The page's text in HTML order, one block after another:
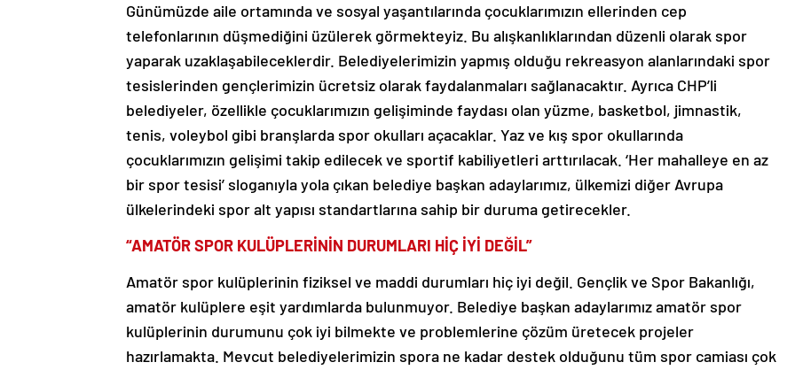
Günümüzde aile ortamında ve sosyal yaşantılarında çocuklarımızın ellerinden cep
telefonlarının düşmediğini üzülerek görmekteyiz. Bu alışkanlıklarından düzenli olarak spor
yaparak uzaklaşabileceklerdir. Belediyelerimizin yapmış olduğu rekreasyon alanlarındaki spor
tesislerinden gençlerimizin ücretsiz olarak faydalanmaları sağlanacaktır. Ayrıca CHP’li
belediyeler, özellikle çocuklarımızın gelişiminde faydası olan yüzme, basketbol, jimnastik,
tenis, voleybol gibi branşlarda spor okulları açacaklar. Yaz ve kış spor okullarında
çocuklarımızın gelişimi takip edilecek ve sportif kabiliyetleri arttırılacak. ‘Her mahalleye en az
bir spor tesisi’ sloganıyla yola çıkan belediye başkan adaylarımız, ülkemizi diğer Avrupa
ülkelerindeki spor alt yapısı standartlarına sahip bir duruma getirecekler.
“AMATÖR SPOR KULÜPLERİNİN DURUMLARI HİÇ İYİ DEĞİL”
Amatör spor kulüplerinin fiziksel ve maddi durumları hiç iyi değil. Gençlik ve Spor Bakanlığı,
amatör kulüplere eşit yardımlarda bulunmuyor. Belediye başkan adaylarımız amatör spor
kulüplerinin durumunu çok iyi bilmekte ve problemlerine çözüm üretecek projeler
hazırlamakta. Mevcut belediyelerimizin spora ne kadar destek olduğunu tüm spor camiası çok